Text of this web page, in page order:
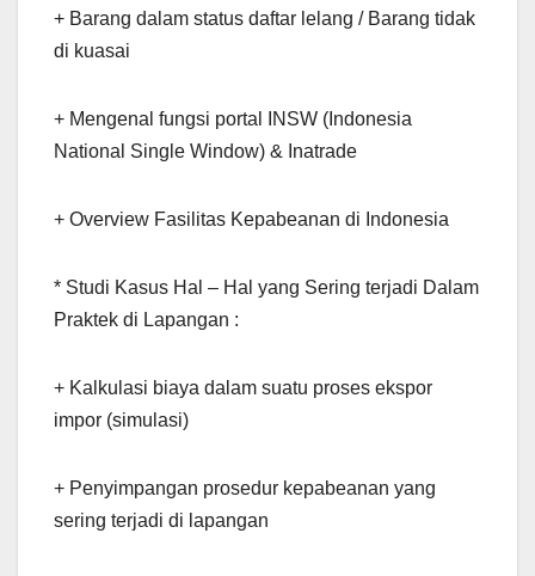
+ Barang dalam status daftar lelang / Barang tidak
di kuasai
+ Mengenal fungsi portal INSW (Indonesia
National Single Window) & Inatrade
+ Overview Fasilitas Kepabeanan di Indonesia
* Studi Kasus Hal – Hal yang Sering terjadi Dalam
Praktek di Lapangan :
+ Kalkulasi biaya dalam suatu proses ekspor
impor (simulasi)
+ Penyimpangan prosedur kepabeanan yang
sering terjadi di lapangan